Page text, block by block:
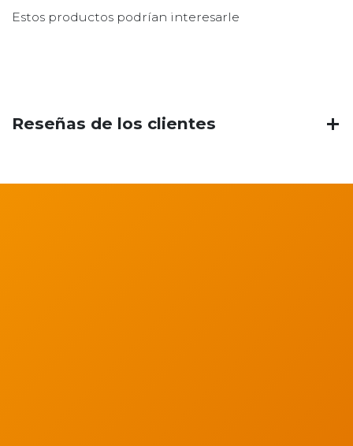
Estos productos podrían interesarle
Reseñas de los clientes